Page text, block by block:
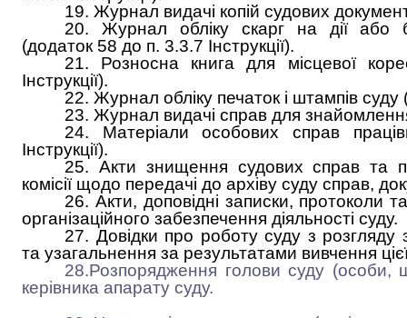
19. Журнал видачі копій судових
20. Журнал обліку скарг на дії або
(додаток 58 до п. 3.3.7 Інструкції).
21. Розносна книга для місцевої
Інструкції).
22. Журнал обліку печаток і штампів суду
23. Журнал видачі справ для
24. Матеріали особових справ
Інструкції).
25. Акти знищення судових справ та
комісії щодо передачі до архіву суду справ,
26. Акти, доповідні записки, протоколи
організаційного забезпечення діяльності суду.
27. Довідки про роботу суду з розгляду
та узагальнення за результатами вивчення
28.Розпорядження голови суду (особи,
керівника апарату суду.